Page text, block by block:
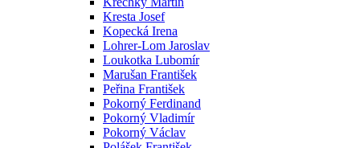
Kresta Josef
Kopecká Irena
Lohrer-Lom Jaroslav
Loukotka Lubomír
Marušan František
Peřina František
Pokorný Ferdinand
Pokorný Vladimír
Pokorný Václav